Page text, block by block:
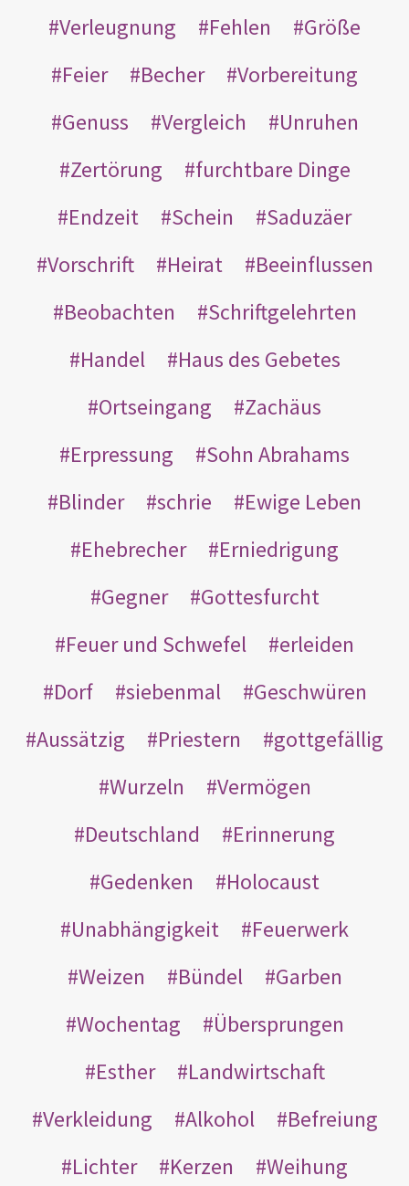
Verleugnung Fehlen
Größe
Feier
Becher
Vorbereitung
Genuss
Vergleich
Unruhen
Zertörung
furchtbare Dinge
Endzeit
Schein
Saduzäer
Vorschrift
Heirat
Beeinflussen
Beobachten
Schriftgelehrten
Handel
Haus des Gebetes
Ortseingang
Zachäus
Erpressung
Sohn Abrahams
Blinder
schrie
Ewige Leben
Ehebrecher
Erniedrigung
Gegner
Gottesfurcht
Feuer und Schwefel
erleiden
Dorf
siebenmal
Geschwüren
Aussätzig
Priestern
gottgefällig
Wurzeln
Vermögen
Deutschland
Erinnerung
Gedenken
Holocaust
Unabhängigkeit
Feuerwerk
Weizen
Bündel
Garben
Wochentag
Übersprungen
Esther
Landwirtschaft
Verkleidung
Alkohol
Befreiung
Lichter
Kerzen
Weihung